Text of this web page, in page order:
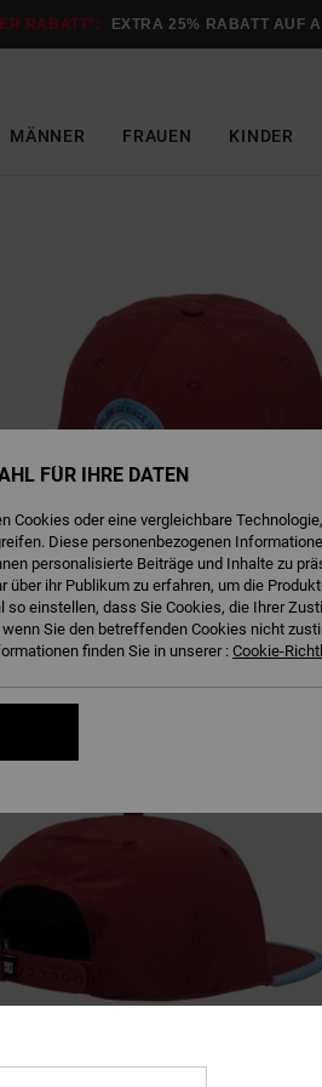
RABATT*: EXTRA 25% RABATT AUF
MÄNNER FRAUEN KINDER
FÜR IHRE DATEN
Cookies oder eine vergleichbare
Diese personenbezogenen
personalisierte Beiträge und Inhalte zu
über ihr Publikum zu erfahren, um die
so einstellen, dass Sie Cookies, die Ihrer
Sie den betreffenden Cookies nicht
finden Sie in unserer : Cookie-